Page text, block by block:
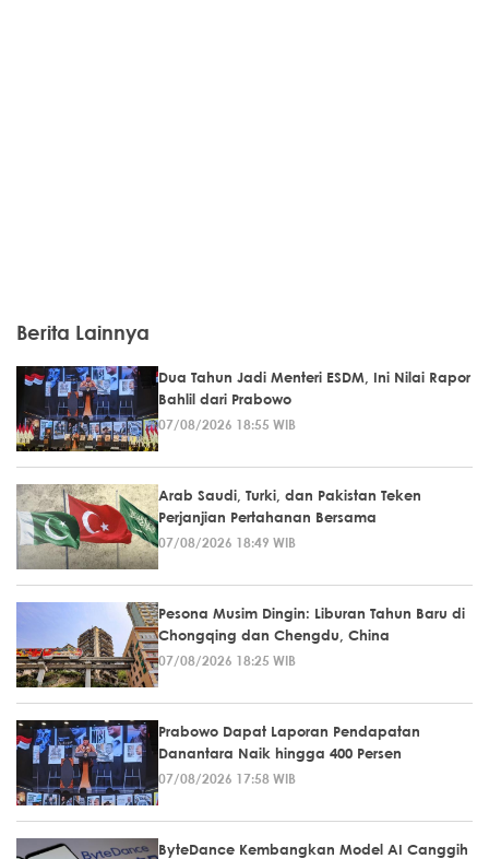
Berita Lainnya
Dua Tahun Jadi Menteri ESDM, Ini Nilai Rapor
Bahlil dari Prabowo
07/08/2026 18:55 WIB
Arab Saudi, Turki, dan Pakistan Teken
Perjanjian Pertahanan Bersama
07/08/2026 18:49 WIB
Pesona Musim Dingin: Liburan Tahun Baru di
Chongqing dan Chengdu, China
07/08/2026 18:25 WIB
Prabowo Dapat Laporan Pendapatan
Danantara Naik hingga 400 Persen
07/08/2026 17:58 WIB
ByteDance Kembangkan Model AI Canggih